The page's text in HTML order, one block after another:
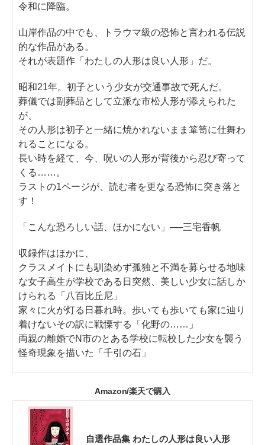
令和に降臨。
山岸作品の中でも、トラウマ級の恐怖と言われる伝説
的な作品がある。
それが表題作「わたしの人形は良い人形」だ。
昭和21年。初子という少女が交通事故で死んだ。
葬儀では副葬品として立派な市松人形が添えられた
が、
その人形は初子と一緒に焼かれないまま箪笥に仕舞わ
れることになる。
長い時を経て、今、呪いの人形が背後から忍び寄って
くる……。
ラストの1ページが、読む者を更なる恐怖に突き落と
す！
「こんな恐ろしい話、ほかにない」──三宅香帆
収録作はほかに、
クラスメイトにも馴染めず孤独と不満を募らせる地味
な女子高生が学校である日突然、美しい少女に話しか
けられる「八百比丘尼」
家々に火が灯る日暮れ時。歩いても歩いても家に辿り
着けないその訳に戦慄する「化野の……」
両親の離婚でN市のとある学校に転校した少女を襲う
怪奇現象を描いた「千引の石」
Amazon/楽天で購入
自選作品集 わたしの人形は良い人形